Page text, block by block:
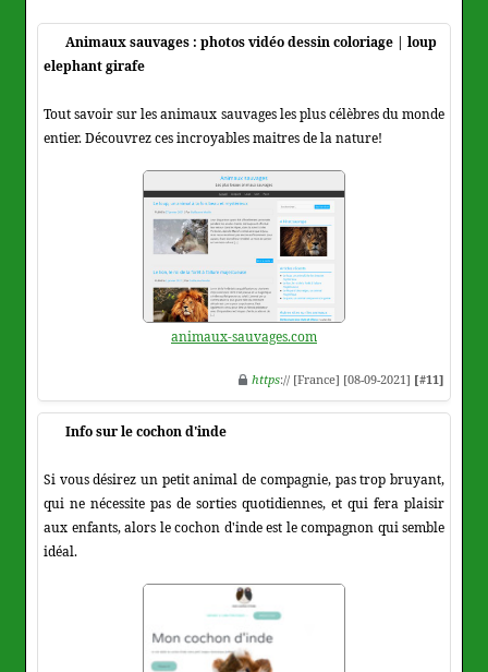
Animaux sauvages : photos vidéo dessin coloriage | loup
elephant girafe
Tout savoir sur les animaux sauvages les plus célèbres du monde
entier. Découvrez ces incroyables maitres de la nature!
animaux-sauvages.com
https:// [France] [08-09-2021] [#11]
Info sur le cochon d'inde
Si vous désirez un petit animal de compagnie, pas trop bruyant,
qui ne nécessite pas de sorties quotidiennes, et qui fera plaisir
aux enfants, alors le cochon d'inde est le compagnon qui semble
idéal.